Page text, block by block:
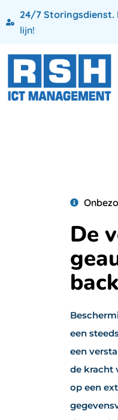
24/7 Storingsdienst.
lijn!
De
een
een
de kracht
op een